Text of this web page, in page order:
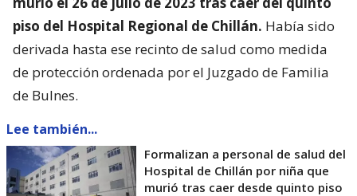
piso del Hospital Regional de Chillán. Había sido
derivada hasta ese recinto de salud como medida
de protección ordenada por el Juzgado de Familia
de Bulnes.
Lee también...
Formalizan a personal de salud del
Hospital de Chillán por niña que
murió tras caer desde quinto piso